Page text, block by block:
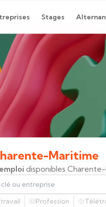
Stages
Maritime
disponibles
entreprise
Profession